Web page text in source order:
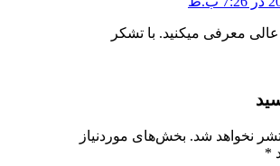
عالی معرفی میکنید. با تشکر
نخواهد شد. بخش‌های موردنیاز
*